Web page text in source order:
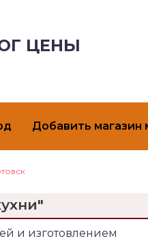
ЦЕНЫ
Добавить магазин
и изготовлением